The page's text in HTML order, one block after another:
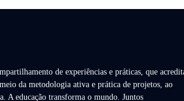
de experiências e práticas, que
da metodologia ativa e prática de projetos, ao
A educação transforma o mundo. Juntos